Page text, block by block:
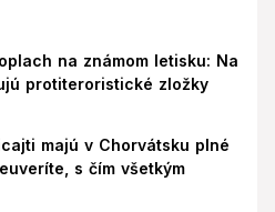
na známom letisku: Na
protiteroristické zložky
majú v Chorvátsku plné
s čím všetkým